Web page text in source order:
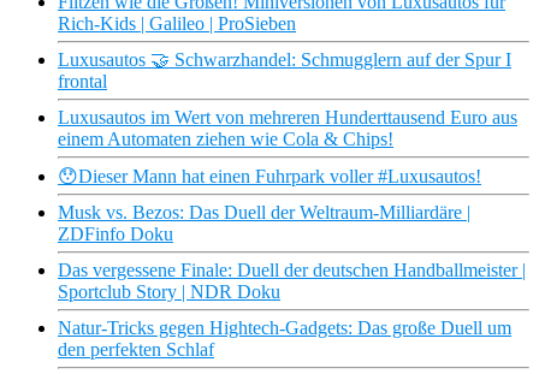
Rich-Kids | Galileo | ProSieben
Luxusautos 🤝 Schwarzhandel: Schmugglern auf der Spur I
frontal
Luxusautos im Wert von mehreren Hunderttausend Euro aus
einem Automaten ziehen wie Cola & Chips!
😯Dieser Mann hat einen Fuhrpark voller #Luxusautos!
Musk vs. Bezos: Das Duell der Weltraum-Milliardäre |
ZDFinfo Doku
Das vergessene Finale: Duell der deutschen Handballmeister |
Sportclub Story | NDR Doku
Natur-Tricks gegen Hightech-Gadgets: Das große Duell um
den perfekten Schlaf